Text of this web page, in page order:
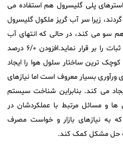
استرهای پلی گلیسرول هم استفاده می
زیرا سر آب گریز ملکول گلیسرول
سو می کند، در حالی که انتهای آب
دوست آن در مایع می ماند تا ثبات را بر قرار نماید.افزودن ۶/۰ درصد
ترین ساختار سلول هوا را ایجاد
بسیار معروف است اما نیازهای
می کند. بنابراین شناخت سیستم
و مسائل مرتبط با عملکردشان در
به نیازهای بازار و خواست مصرف
حل مشکل کمک کند.